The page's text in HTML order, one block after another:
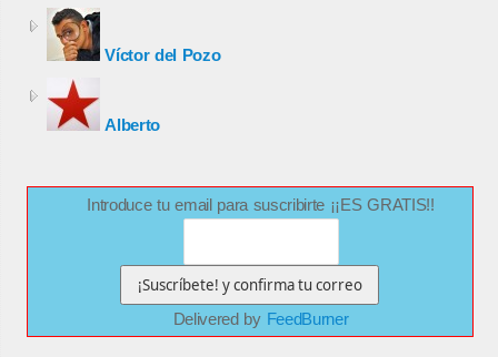
Víctor del Pozo
Alberto
Introduce tu email para suscribirte ¡¡ES GRATIS!!
Delivered by FeedBurner